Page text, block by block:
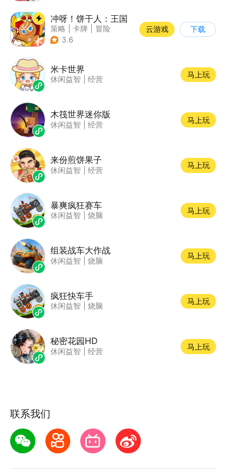
冲呀！饼干人：王国
策略 卡牌
冒险
| 卡通
3.6
云游戏 下载
米卡世界
休闲益智 经营
马上玩
木筏世界迷你版
休闲益智 经营
马上玩
来份煎饼果子
休闲益智 经营
马上玩
暴爽疯狂赛车
休闲益智 烧脑
马上玩
组装战车大作战
休闲益智 烧脑
马上玩
疯狂快车手
休闲益智 烧脑
马上玩
秘密花园HD
休闲益智 经营
马上玩
联系我们